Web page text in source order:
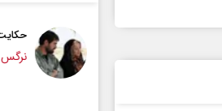
حکایت یک تاریخ و دو زندگی
نرگس خانعلی‌زاده - روزنامه‌نگار